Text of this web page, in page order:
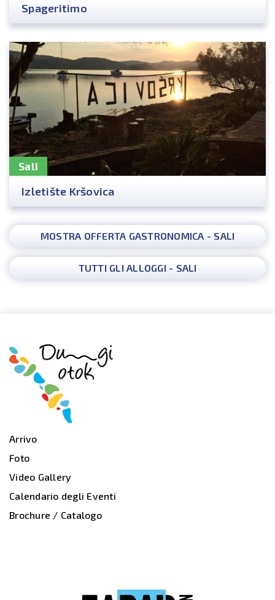
Spageritimo
Sali
Izletište Kršovica
MOSTRA OFFERTA GASTRONOMICA - SALI
TUTTI GLI ALLOGGI - SALI
Arrivo
Foto
Video Gallery
Calendario degli Eventi
Brochure / Catalogo